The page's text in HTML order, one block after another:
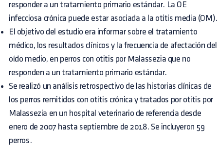
responder a un tratamiento primario estándar. La OE
infecciosa crónica puede estar asociada a la otitis media (OM).
El objetivo del estudio era informar sobre el tratamiento
médico, los resultados clínicos y la frecuencia de afectación del
oído medio, en perros con otitis por Malassezia que no
responden a un tratamiento primario estándar.
Se realizó un análisis retrospectivo de las historias clínicas de
los perros remitidos con otitis crónica y tratados por otitis por
Malassezia en un hospital veterinario de referencia desde
enero de 2007 hasta septiembre de 2018. Se incluyeron 59
perros.